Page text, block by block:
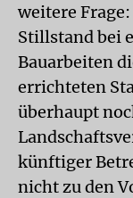
weitere
Stillstand bei
Bauarbeiten
errichteten
überhaupt
künftiger
nicht zu den